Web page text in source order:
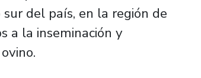
del país, en la región de
a la inseminación y